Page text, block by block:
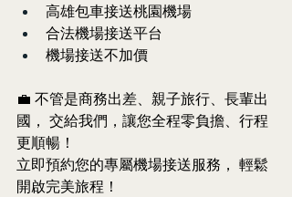
高雄包車接送桃園機場
合法機場接送平台
機場接送不加價
💼 不管是商務出差、親子旅行、長輩出
國， 交給我們，讓您全程零負擔、行程
更順暢！
立即預約您的專屬機場接送服務， 輕鬆
開啟完美旅程！